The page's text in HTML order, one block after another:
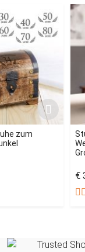
zum
€